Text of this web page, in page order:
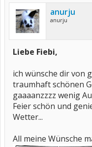
anurju
anurju
Liebe Fiebi,
ich wünsche dir von
traumhaft schönen
gaaaanzzzz wenig
Feier schön und
Wetter...
All meine Wünsche